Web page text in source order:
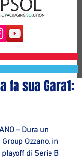
fa sua Gara1:
– Dura un
Ozzano, in
playoff di Serie B